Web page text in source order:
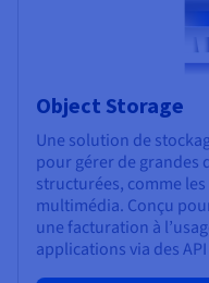
Object Storage
Une solution de
pour gérer de grandes
structurées, comme
multimédia. Conçu
une facturation à
applications via des